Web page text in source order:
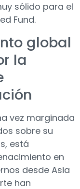
sólido para el
Fund.
global
la
vez marginada
sobre su
está
en
desde Asia
han